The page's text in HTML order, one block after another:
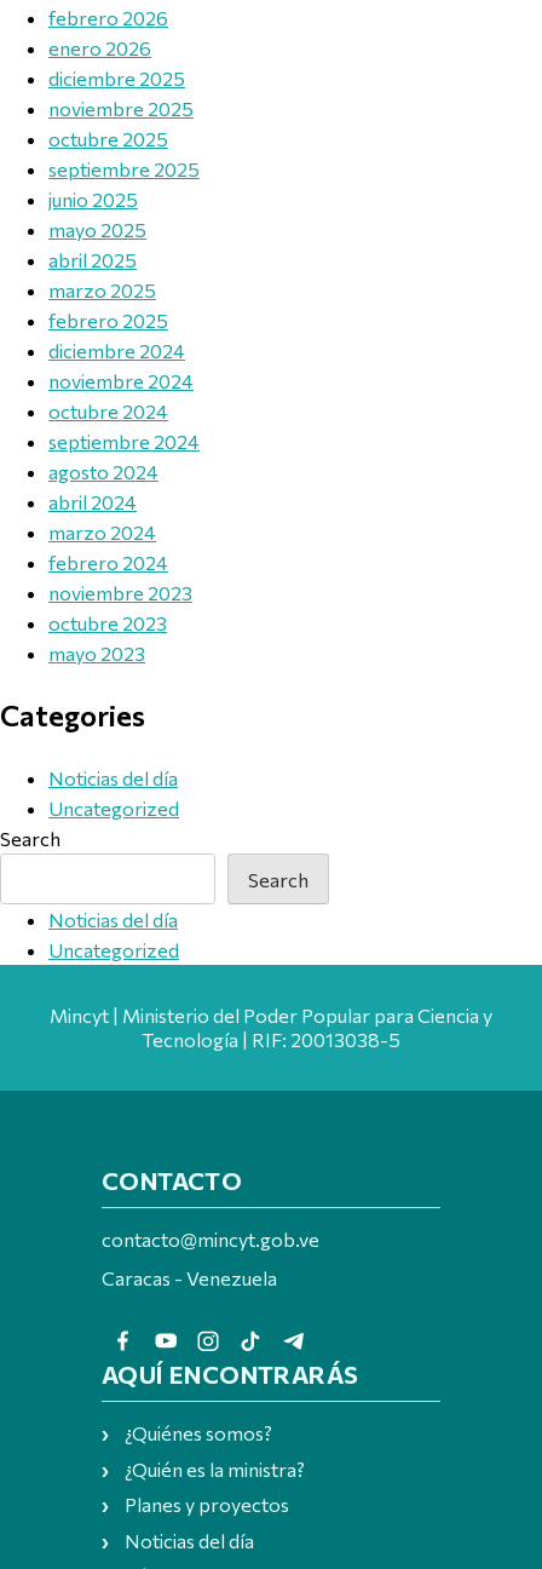
febrero 2026
enero 2026
diciembre 2025
noviembre 2025
octubre 2025
septiembre 2025
junio 2025
mayo 2025
abril 2025
marzo 2025
febrero 2025
diciembre 2024
noviembre 2024
octubre 2024
septiembre 2024
agosto 2024
abril 2024
marzo 2024
febrero 2024
noviembre 2023
octubre 2023
mayo 2023
Categories
Noticias del día
Uncategorized
Search
Search
Noticias del día
Uncategorized
Mincyt | Ministerio del Poder Popular para Ciencia y
Tecnología | RIF: 20013038-5
CONTACTO
contacto@mincyt.gob.ve
Caracas - Venezuela
AQUÍ ENCONTRARÁS
¿Quiénes somos?
¿Quién es la ministra?
Planes y proyectos
Noticias del día